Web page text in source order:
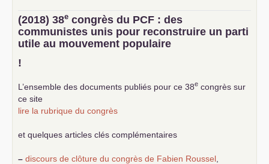
(2018) 38e congrès du PCF : des
communistes unis pour reconstruire un parti
utile au mouvement populaire
!
L’ensemble des documents publiés pour ce 38e congrès sur
ce site
lire la rubrique du congrès
et quelques articles clés complémentaires
– discours de clôture du congrès de Fabien Roussel